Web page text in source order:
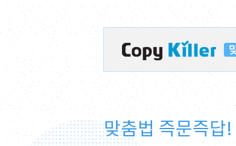
맞춤법 즉문즉답!